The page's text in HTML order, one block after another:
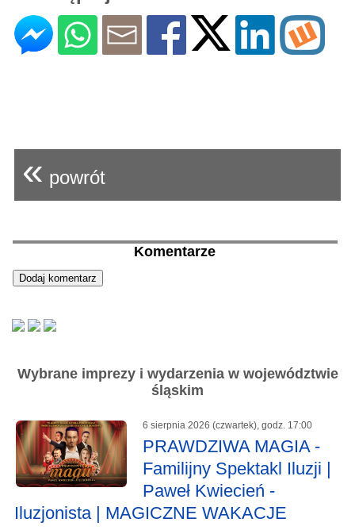
« powrót
Komentarze
Wybrane imprezy i wydarzenia w województwie
śląskim
6 sierpnia 2026 (czwartek), godz. 17:00
PRAWDZIWA MAGIA -
Familijny Spektakl Iluzji |
Paweł Kwiecień -
Iluzjonista | MAGICZNE WAKACJE